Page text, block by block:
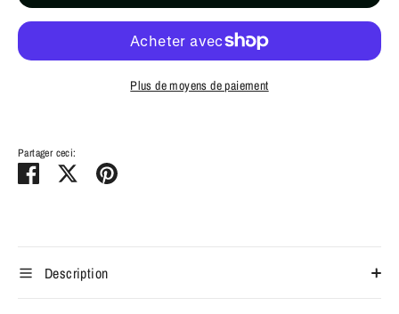
Plus de moyens de paiement
Partager ceci:
Partager TweeterÉpingler
Description